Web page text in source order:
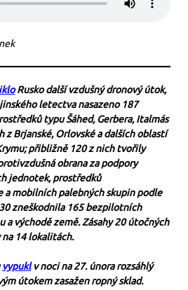
Rusko další vzdušný dronový útok,
letectva nasazeno 187
typu Šáhed, Gerbera, Italmás
Brjanské, Orlovské a dalších oblastí
přibližně 120 z nich tvořily
obrana za podpory
jednotek, prostředků
mobilních palebných skupin podle
zneškodnila 165 bezpilotních
a východě země. Zásahy 20 útočných
na14 lokalitách.
vypukl v noci na 27. února rozsáhlý
útokem zasažen ropný sklad.